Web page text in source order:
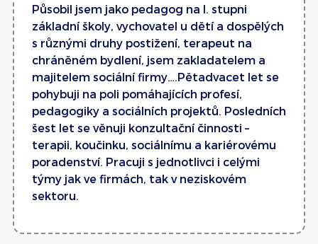
Působil jsem jako pedagog na I. stupni
základní školy, vychovatel u dětí a dospělých
s různými druhy postižení, terapeut na
chráněném bydlení, jsem zakladatelem a
majitelem sociální firmy….Pětadvacet let se
pohybuji na poli pomáhajících profesí,
pedagogiky a sociálních projektů. Posledních
šest let se věnuji konzultační činnosti –
terapii, koučinku, sociálnímu a kariérovému
poradenství. Pracuji s jednotlivci i celými
týmy jak ve firmách, tak v neziskovém
sektoru.